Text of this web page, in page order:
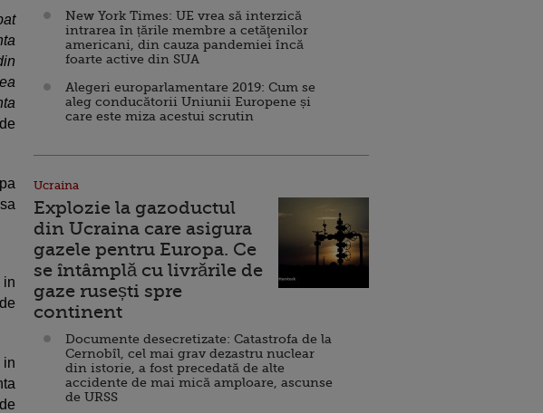
in
in
New York Times: UE vrea să interzică
intrarea în țările membre a cetăţenilor
americani, din cauza pandemiei încă
foarte active din SUA
Alegeri europarlamentare 2019: Cum se
aleg conducătorii Uniunii Europene și
care este miza acestui scrutin
Ucraina
Explozie la gazoductul
din Ucraina care asigura
gazele pentru Europa. Ce
se întâmplă cu livrările de
gaze rusești spre
continent
Documente desecretizate: Catastrofa de la
Cernobîl, cel mai grav dezastru nuclear
din istorie, a fost precedată de alte
accidente de mai mică amploare, ascunse
de URSS